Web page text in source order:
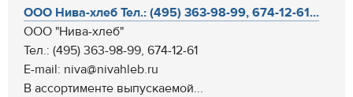
ООО Нива-хлеб Тел.: (495) 363-98-99, 674-12-61...
ООО "Нива-хлеб"
Тел.: (495) 363-98-99, 674-12-61
E-mail: niva@nivahleb.ru
В ассортименте выпускаемой...